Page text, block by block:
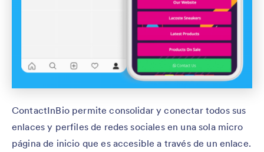
ContactInBio permite consolidar y conectar todos sus
enlaces y perfiles de redes sociales en una sola micro
página de inicio que es accesible a través de un enlace.